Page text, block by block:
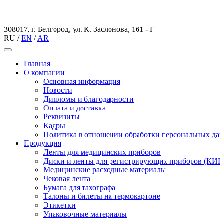
308017, г. Белгород, ул. К. Заслонова, 161 - Г
RU /EN /AR
Главная
О компании
Основная информация
Новости
Дипломы и благодарности
Оплата и доставка
Реквизиты
Кадры
Политика в отношении обработки персональных
Продукция
Ленты для медицинских приборов
Диски и ленты для регистрирующих приборов
Медицинские расходные материалы
Чековая лента
Бумага для тахографа
Талоны и билеты на термокартоне
Этикетки
Упаковочные материалы